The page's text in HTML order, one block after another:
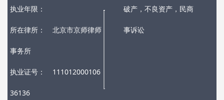
执业年限：
所在律所： 北京市京师律师
事务所
执业证号： 111012000106
36136
破产，不良资产，民商
事诉讼